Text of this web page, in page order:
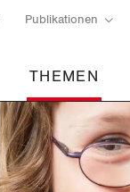
Publikationen
THEMEN